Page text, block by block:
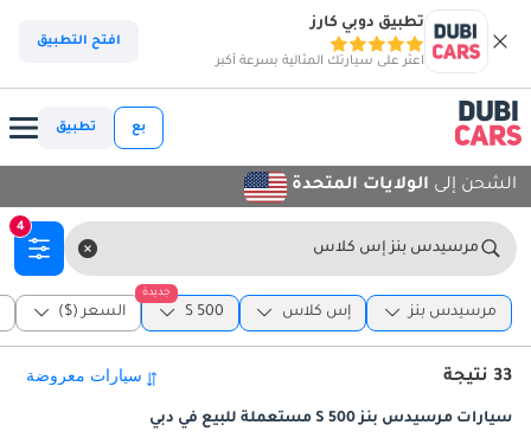
تطبيق دوبي كارز
اعثر على سيارتك المثالية بسرعة أكبر
افتح التطبيق
بع تطبيق
الشحن إلى الولايات المتحدة
مرسيدس بنز إس كلاس
4
مرسيدس بنز إس كلاس
جديدة
S 500 السعر ($)
33 نتيجة
سيارات مرسيدس بنز S 500 مستعملة للبيع في دبي